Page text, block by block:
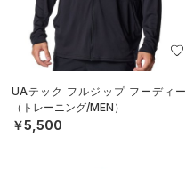
UAテック フルジップ フーディー
（トレーニング/MEN）
￥5,500